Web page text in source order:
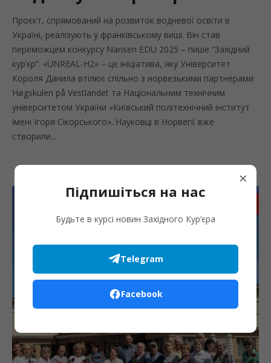
Проєкт, спрямований на розвиток водневої освіти в
Україні, реалізують у франківському виші. Він став
переможцем конкурсу Nansen EDU 2025 – пише “Західний
кур’єр”. «UNREAL-H2» – це ініціатива, яку Університет
Короля Данила втілює спільно з норвезькими партнерами
Høgskulen på Vestlandet та Національним технічним
університетом України «Київський політехнічний інститут
імені Ігоря Сікорського». Науковці в Норвегії вже
створили...
×
Підпишіться на нас
Будьте в курсі новин Західного Кур’єра
Telegram
Facebook